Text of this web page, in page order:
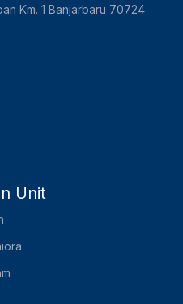
Km. 1 Banjarbaru 70724
Unit